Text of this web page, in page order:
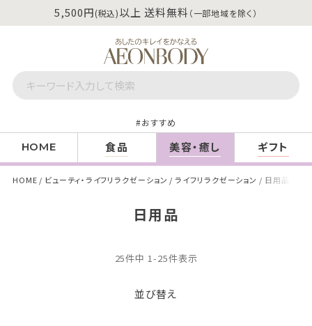
5,500円(税込)以上 送料無料 （一部地域を除く）
おすすめ
HOME 食品 美容・癒し ギフト
HOME ビューティ・ライフリラクゼーション ライフリラクゼーション 日用品
日用品
並び替え
25件中 1 -25件表示